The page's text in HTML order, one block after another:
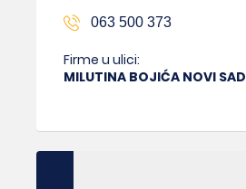
063 500 373
Firme u ulici:
MILUTINA BOJIĆA NOVI SAD